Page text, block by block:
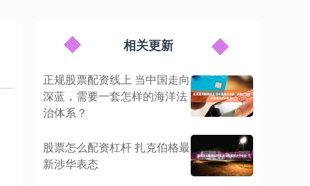
相关更新
正规股票配资线上 当中国走向
深蓝，需要一套怎样的海洋法
治体系？
股票怎么配资杠杆 扎克伯格最
新涉华表态